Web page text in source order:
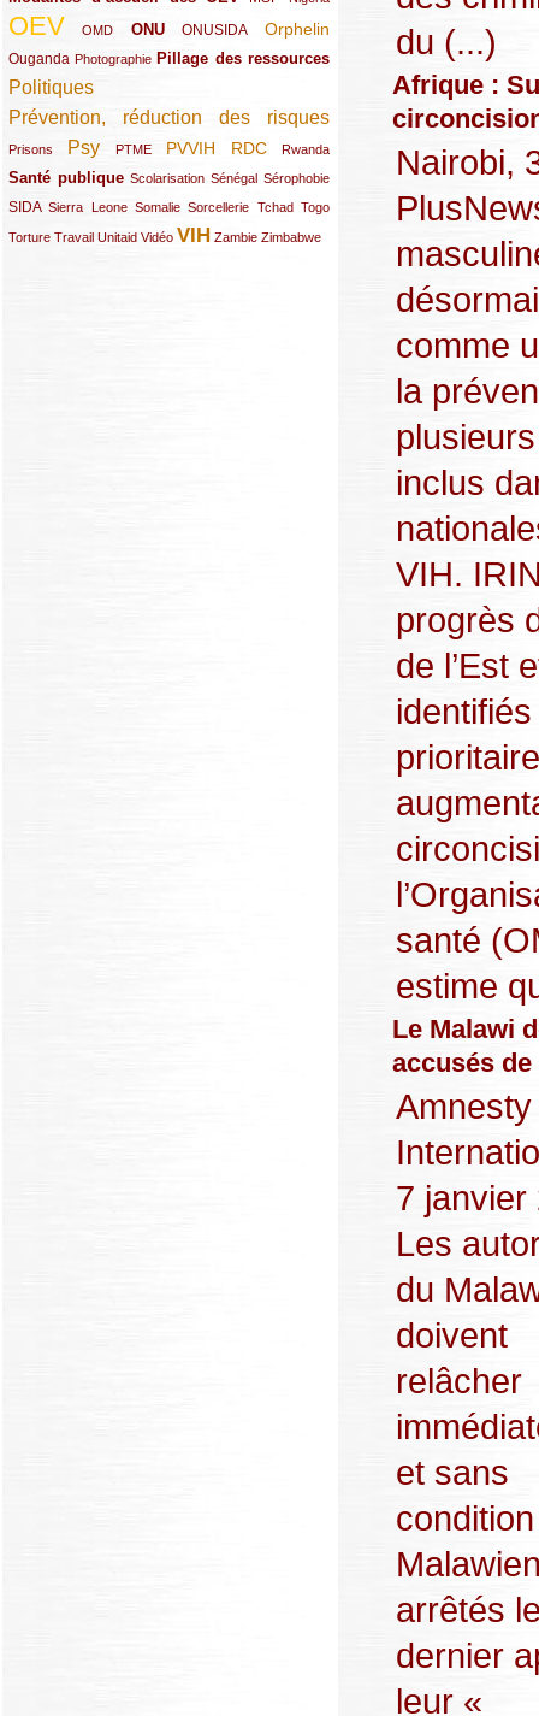
OEV
(269/289) OMD
(26/289) ONU
(58/289) ONUSIDA
(44/289) Orphelin
(112/289)
Ouganda
(29/289) Photographie
(27/289) Pillage des ressources
(77/289)
Politiques
(120/289)
Prévention, réduction des risques
(131/289)
Prisons
(22/289) Psy
(119/289) PTME
(12/289) PVVIH
(111/289) RDC
(104/289) Rwanda
(23/289)
Santé publique
(59/289) Scolarisation
(9/289) Sénégal
(13/289) Sérophobie
(19/289)
SIDA
(29/289)Sierra Leone
(13/289) Somalie
(12/289) Sorcellerie
(19/289) Tchad
(10/289) Togo
(15/289)
Torture
(17/289)Travail
(21/289) Unitaid
(26/289) Vidéo
(23/289) VIH
(154/289) Zambie
(12/289) Zimbabwe
(21/289)
du (...)
Afrique :
Nairobi,
comme
la
inclus
VIH.
progrès
de l’Est
santé
estime
Le Malawi
accusés
Amnesty
7 janvier
Les
du
doivent
relâcher
et sans
arrêtés
dernier
leur «